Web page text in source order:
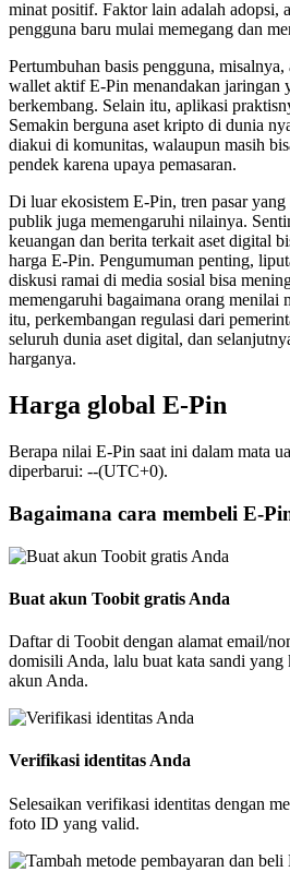
minat positif. Faktor lain adalah adopsi,
pengguna baru mulai memegang dan
Pertumbuhan basis pengguna,
wallet aktif E-Pin menandakan jaringan
berkembang. Selain itu, aplikasi
Semakin berguna aset kripto di dunia
diakui di komunitas, walaupun masih
pendek karena upaya pemasaran.
Di luar ekosistem E-Pin, tren pasar
publik juga memengaruhi nilainya.
keuangan dan berita terkait aset digital
harga E-Pin. Pengumuman penting,
diskusi ramai di media sosial bisa
memengaruhi bagaimana orang menilai
itu, perkembangan regulasi dari
seluruh dunia aset digital, dan
harganya.
Harga global E-Pin
Berapa nilai E-Pin saat ini dalam mata
diperbarui: --(UTC+0).
Bagaimana cara membeli E-
Buat akun Toobit gratis Anda
Daftar di Toobit dengan alamat email/
domisili Anda, lalu buat kata sandi yang
akun Anda.
Verifikasi identitas Anda
Selesaikan verifikasi identitas dengan
foto ID yang valid.